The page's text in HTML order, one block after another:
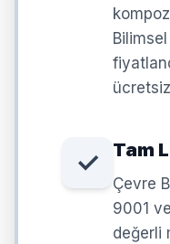
✓ Tam
Çevre
9001
değerli